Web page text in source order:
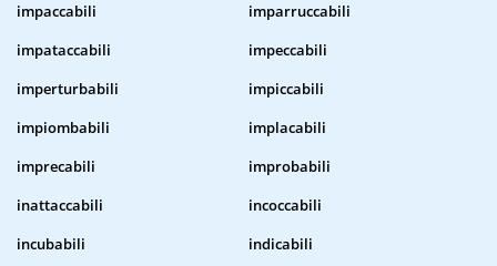
impaccabili
imparruccabili
impataccabili
impeccabili
imperturbabili
impiccabili
impiombabili
implacabili
imprecabili
improbabili
inattaccabili
incoccabili
incubabili
indicabili